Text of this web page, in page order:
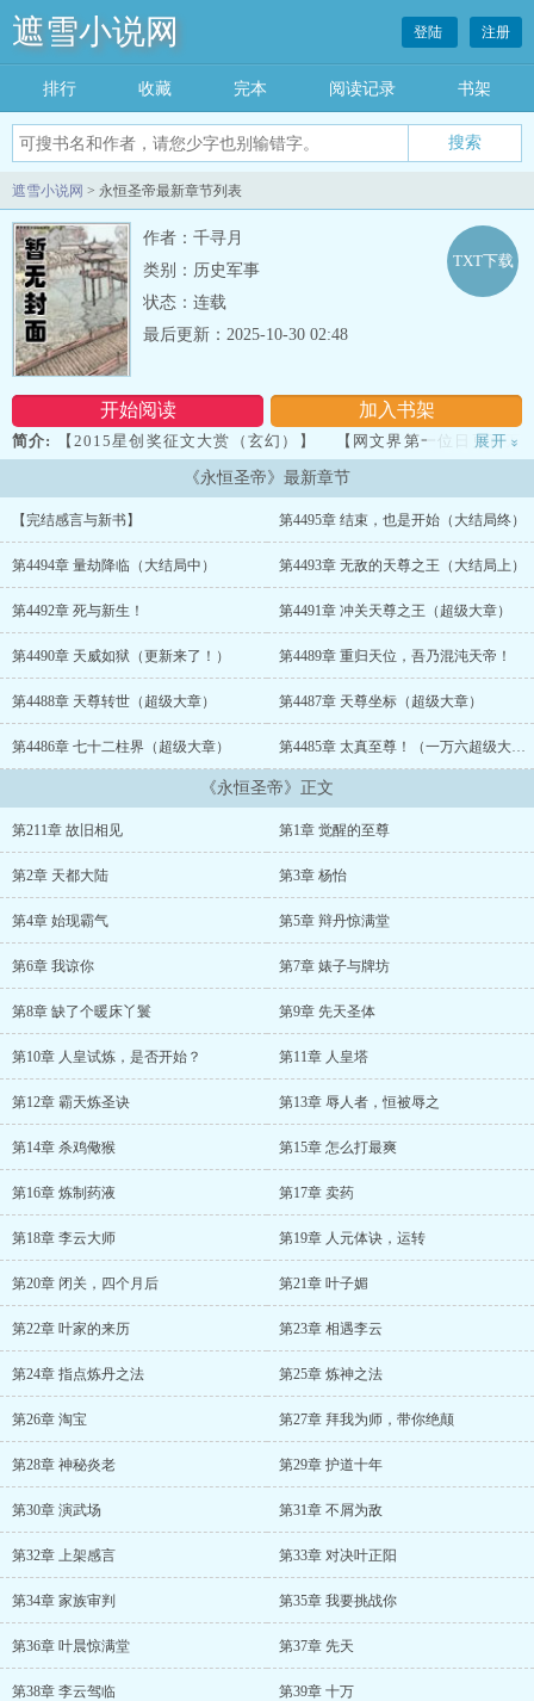
遮雪小说网 登陆 注册
排行 收藏 完本 阅读记录 书架
遮雪小说网 > 永恒圣帝最新章节列表
作者：千寻月
类别：历史军事
状态：连载
开始阅读 加入书架
TXT下载
最后更新：2025-10-30 02:48
简介:
【2015星创奖征文大赏（玄幻）】 【网文界第一位日更百万
字最新力作，无限精彩！】 在这天地间，有一帝座，至高无上，主
宰天下沉浮。 诸天万域，万千种族，亿万生灵，莫不俯首称
臣。 大世天骄，万域纷争，争相竞逐无上帝座，角逐最强帝
生，带着前世记忆再度修炼，欲要成为永恒不朽的无上帝君。 且看
一代至尊的重生逆天之路！...
展开 »
《永恒圣帝》最新章节
【完结感言与新书】 第4495章 结束，也是开始（大结局终）
第4494章 量劫降临（大结局中） 第4493章 无敌的天尊之王（大结局上）
第4492章 死与新生！ 第4491章 冲关天尊之王（超级大章）
第4490章 天威如狱（更新来了！） 第4489章 重归天位，吾乃混沌天帝！
第4488章 天尊转世（超级大章） 第4487章 天尊坐标（超级大章）
第4486章 七十二柱界（超级大章） 第4485章 太真至尊！（一万六超级大章）
《永恒圣帝》正文
第211章 故旧相见 第1章 觉醒的至尊
第2章 天都大陆 第3章 杨怡
第4章 始现霸气 第5章 辩丹惊满堂
第6章 我谅你 第7章 婊子与牌坊
第8章 缺了个暖床丫鬟 第9章 先天圣体
第10章 人皇试炼，是否开始？ 第11章 人皇塔
第12章 霸天炼圣诀 第13章 辱人者，恒被辱之
第14章 杀鸡儆猴 第15章 怎么打最爽
第16章 炼制药液 第17章 卖药
第18章 李云大师 第19章 人元体诀，运转
第20章 闭关，四个月后 第21章 叶子媚
第22章 叶家的来历 第23章 相遇李云
第24章 指点炼丹之法 第25章 炼神之法
第26章 淘宝 第27章 拜我为师，带你绝颠
第28章 神秘炎老 第29章 护道十年
第30章 演武场 第31章 不屑为敌
第32章 上架感言 第33章 对决叶正阳
第34章 家族审判 第35章 我要挑战你
第36章 叶晨惊满堂 第37章 先天
第38章 李云驾临 第39章 十万